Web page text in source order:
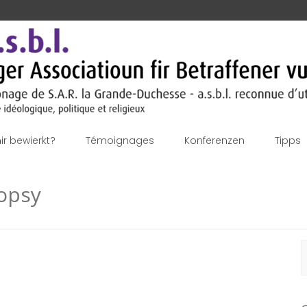
bewierkt? Témoignages Konferenzen Tipps